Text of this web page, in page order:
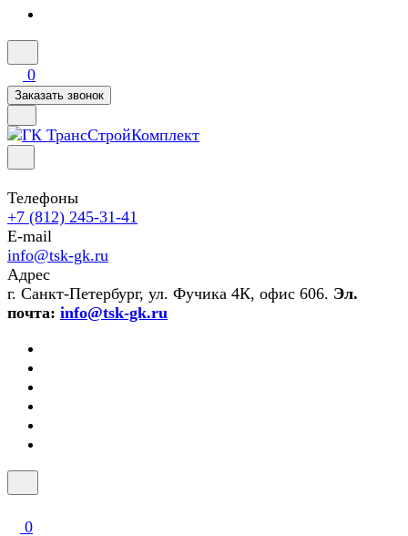
0
Заказать звонок
Телефоны
+7 (812) 245-31-41
E-mail
info@tsk-gk.ru
Адрес
г. Санкт-Петербург, ул. Фучика 4К, офис 606. Эл.
почта: info@tsk-gk.ru
0